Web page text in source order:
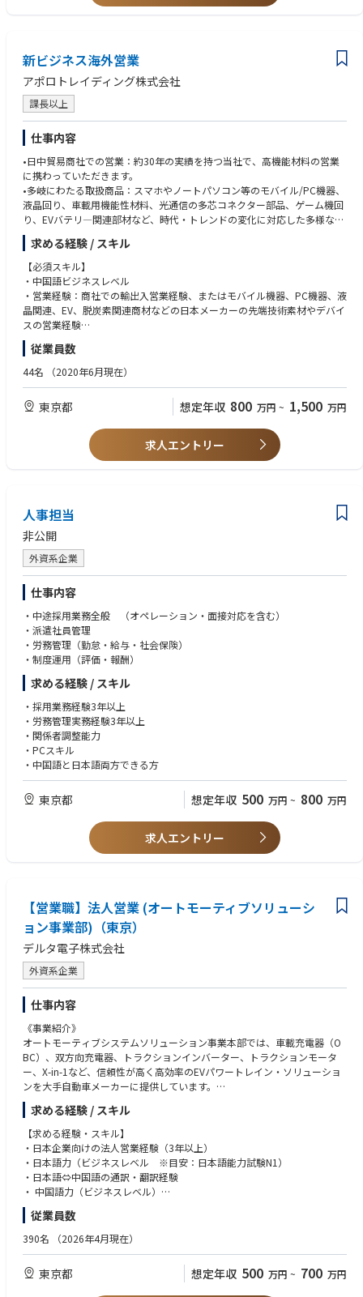
画提案ができます。
・また、日本及び海外の全てのゲーム会社へアプローチできるので、キャ
リアの幅の広がり及びゲーム企業へのコネクションの構築も期待できま
す。
新ビジネス海外営業
アポロトレイディング株式会社
課長以上
仕事内容
•日中貿易商社での営業：約30年の実績を持つ当社で、高機能材料の営業
に携わっていただきます。
•多岐にわたる取扱商品：スマホやノートパソコン等のモバイル/PC機器、
液晶回り、車載用機能性材料、光通信の多芯コネクター部品、ゲーム機回
り、EVバテリ―関連部材など、時代・トレンドの変化に対応した多様な商
品を扱います。
•キャリアアップの機会：将来的には中国深圳、台湾の子会社での駐在
や、現地法人幹部職としてのキャリアアップも目指せます。
求める経験 / スキル
【必須スキル】
・中国語ビジネスレベル
・営業経験：商社での輸出入営業経験、またはモバイル機器、PC機器、液
晶関連、EV、脱炭素関連商材などの日本メーカーの先端技術素材やデバイ
スの営業経験
・マネジメント経験：部下の管理経験
【歓迎スキル】
・企画提案経験 ：新規ビジネスの企画、提案、実践経験
・多言語スキル ：英語、韓国語
従業員数
44名 （2020年6月現在）
東京都 想定年収 800 万円 ~ 1,500 万円
求人エントリー
人事担当
非公開
外資系企業
仕事内容
・中途採用業務全般 （オペレーション・面接対応を含む）
・派遣社員管理
・労務管理（勤怠・給与・社会保険）
・制度運用（評価・報酬）
求める経験 / スキル
・採用業務経験3年以上
・労務管理実務経験3年以上
・関係者調整能力
・PCスキル
・中国語と日本語両方できる方
東京都 想定年収 500 万円 ~ 800 万円
求人エントリー
【営業職】法人営業 (オートモーティブソリューシ
ョン事業部)（東京）
デルタ電子株式会社
外資系企業
仕事内容
《事業紹介》
オートモーティブシステムソリューション事業本部では、車載充電器（O
BC）、双方向充電器、トラクションインバーター、トラクションモータ
ー、X-in-1など、信頼性が高く高効率のEVパワートレイン・ソリューショ
ンを大手自動車メーカーに提供しています。
自動車の電導化（EV）に伴い、顧客ニーズ変化が顕著化している中で、お
客様の立場に立った提案活動を行います。
また、海外拠点とも連携しながら業務を遂行するため、語学力を活かし、
グローバルに活躍することができます。
〈仕事概要〉
ＥＶシステム事業の営業担当として、自動車開発エンジニアリング・サー
及び開発プロジェクトのフォローをご担当頂きます。
また、常に変化する市場の要求に応えるため、新技術・マーケット調査な
どマーケティングもお任せします。
〈仕事内容〉
求める経験 / スキル
【求める経験・スキル】
・日本企業向けの法人営業経験（3年以上）
・日本語力（ビジネスレベル ※目安：日本語能力試験N1）
・日本語⇔中国語の通訳・翻訳経験
・ 中国語力（ビジネスレベル）
※中国語は、本社とのコミュニケーションにて使用します。
【歓迎スキル・経験】
方
・営業職/マーケティング関連の経験がある、または、EV関連の技術/開発
従業員数
390名 （2026年4月現在）
東京都 想定年収 500 万円 ~ 700 万円